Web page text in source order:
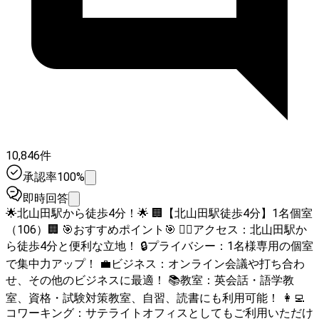
10,846件
承認率100%
即時回答
🌟北山田駅から徒歩4分！🌟 🏢【北山田駅徒歩4分】1名個室
（106）🏢 🎯おすすめポイント🎯 🚶‍♂️アクセス：北山田駅か
ら徒歩4分と便利な立地！ 🔒プライバシー：1名様専用の個室
で集中力アップ！ 💼ビジネス：オンライン会議や打ち合わ
せ、その他のビジネスに最適！ 📚教室：英会話・語学教
室、資格・試験対策教室、自習、読書にも利用可能！ 👩‍💻
コワーキング：サテライトオフィスとしてもご利用いただけ